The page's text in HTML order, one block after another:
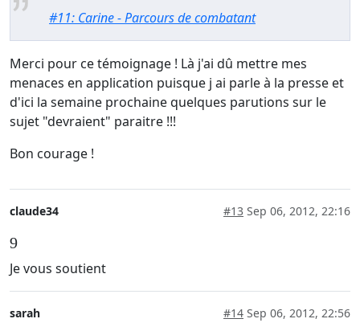
#11: Carine - Parcours de combatant
Merci pour ce témoignage ! Là j'ai dû mettre mes
menaces en application puisque j ai parle à la presse et
d'ici la semaine prochaine quelques parutions sur le
sujet "devraient" paraitre !!!
Bon courage !
claude34 #13 Sep 06, 2012, 22:16
9
Je vous soutient
sarah #14 Sep 06, 2012, 22:56